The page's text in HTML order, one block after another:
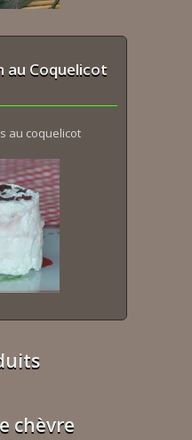
au Coquelicot
au coquelicot
chèvre